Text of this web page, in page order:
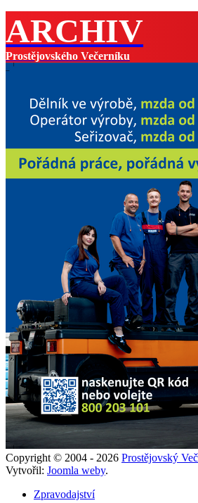
ARCHIV
Prostějovského Večerníku
Copyright © 2004 - 2026 Prostějovský
Vytvořil: Joomla weby.
Zpravodajství